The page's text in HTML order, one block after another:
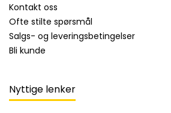
Kontakt oss
Ofte stilte spørsmål
Salgs- og leveringsbetingelser
Bli kunde
Nyttige lenker